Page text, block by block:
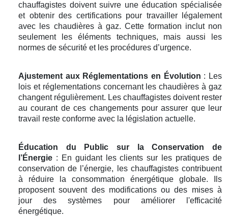
chauffagistes doivent suivre une éducation spécialisée
et obtenir des certifications pour travailler légalement
avec les chaudières à gaz. Cette formation inclut non
seulement les éléments techniques, mais aussi les
normes de sécurité et les procédures d’urgence.
Ajustement aux Réglementations en Évolution : Les
lois et réglementations concernant les chaudières à gaz
changent régulièrement. Les chauffagistes doivent rester
au courant de ces changements pour assurer que leur
travail reste conforme avec la législation actuelle.
Éducation du Public sur la Conservation de
l’Énergie : En guidant les clients sur les pratiques de
conservation de l’énergie, les chauffagistes contribuent
à réduire la consommation énergétique globale. Ils
proposent souvent des modifications ou des mises à
jour des systèmes pour améliorer l'efficacité
énergétique.